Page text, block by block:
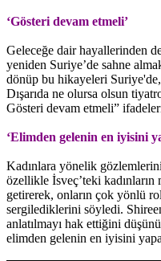
‘Gösteri devam etmeli’
Geleceğe dair hayallerinden
yeniden Suriye’de sahne
dönüp bu hikayeleri
Dışarıda ne olursa olsun
Gösteri devam etmeli”
‘Elimden gelenin en iyisini
Kadınlara yönelik
özellikle İsveç’teki kadınların
getirerek, onların çok yönlü
sergilediklerini söyledi.
anlatılmayı hak ettiğini
elimden gelenin en iyisini